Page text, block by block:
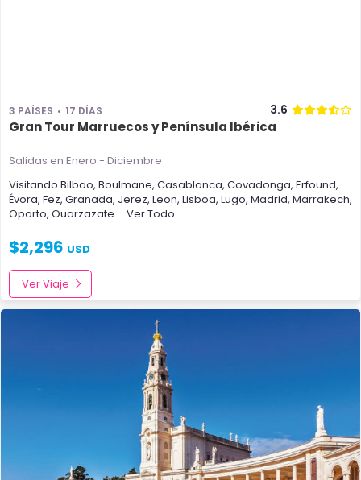
3 PAÍSES 17 DÍAS 3.6
Gran Tour Marruecos y Península Ibérica
Salidas en Enero - Diciembre
Visitando Bilbao, Boulmane, Casablanca, Covadonga, Erfound,
Évora, Fez, Granada, Jerez, Leon, Lisboa, Lugo, Madrid, Marrakech,
Oporto, Ouarzazate ... Ver Todo
$2,296 USD
Ver Viaje